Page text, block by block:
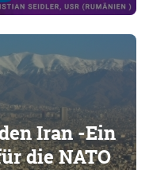
Iran -Ein
die NATO